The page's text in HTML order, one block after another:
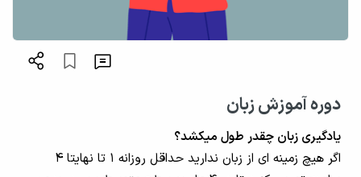
دوره آموزش زبان
یادگیری زبان چقدر طول میکشد؟
اگر هیچ زمینه ای از زبان ندارید حداقل روزانه ۱ تا نهایتا ۴